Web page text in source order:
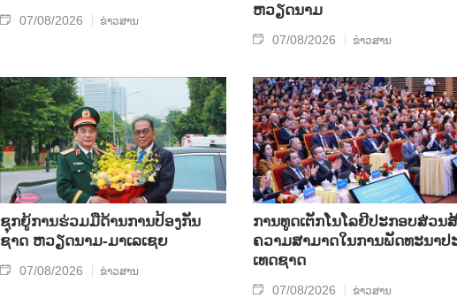
07/08/2026 ຂ່າວສານ
ຫວຽດ​ນາມ
07/08/2026 ຂ່າວສານ
ຊຸກ​ຍູ້​ການ​ຮ່ວມ​ມື​ດ້ານ​ການ​ປ້ອງ​ກັນ​
ຊາດ ຫວຽດ​ນາມ-ມາ​ເລ​ເຊຍ
07/08/2026 ຂ່າວສານ
ການ​ທູດ​ເຕັກ​ໂນ​ໂລ​ຢີ​ປະ​ກອບ​ສ່ວນ​
ຄວາມ​ສາ​ມາດ​ໃນ​ການ​ພັດ​ທະ​ນາ​ປ
ເທດ​ຊາດ
07/08/2026 ຂ່າວສານ